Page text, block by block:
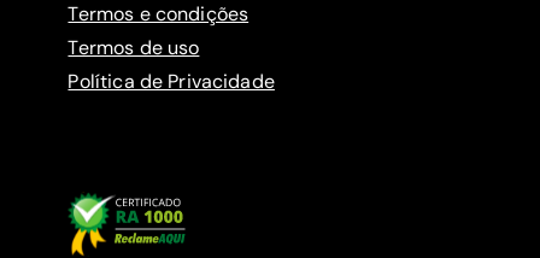
Termos e condições
Termos de uso
Política de Privacidade